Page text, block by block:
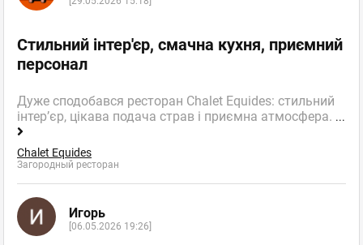
Стильний інтер'єр, смачна кухня, приємний
персонал
Дуже сподобався ресторан Chalet Equides: стильний
інтер’єр, цікава подача страв і приємна атмосфера. ...
Chalet Equides
Загородный ресторан
Игорь
[06.05.2026 19:26]